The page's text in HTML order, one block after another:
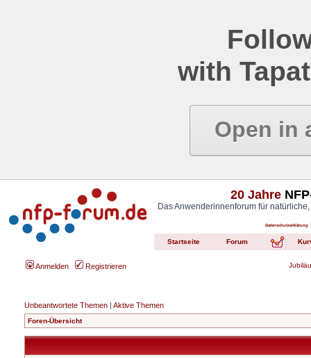
with
Open in
20 Jahre
Das Anwenderinnenforum für
Datenschutzerklärung
Startseite Forum
Anmelden Registrieren
Unbeantwortete Themen | Aktive Themen
Foren-Übersicht